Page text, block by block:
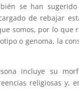
se han
de rebajar
somos, por lo que
o genoma, la
incluye su
religiosas